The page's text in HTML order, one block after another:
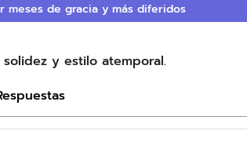
meses de gracia y más diferidos
y estilo atemporal.